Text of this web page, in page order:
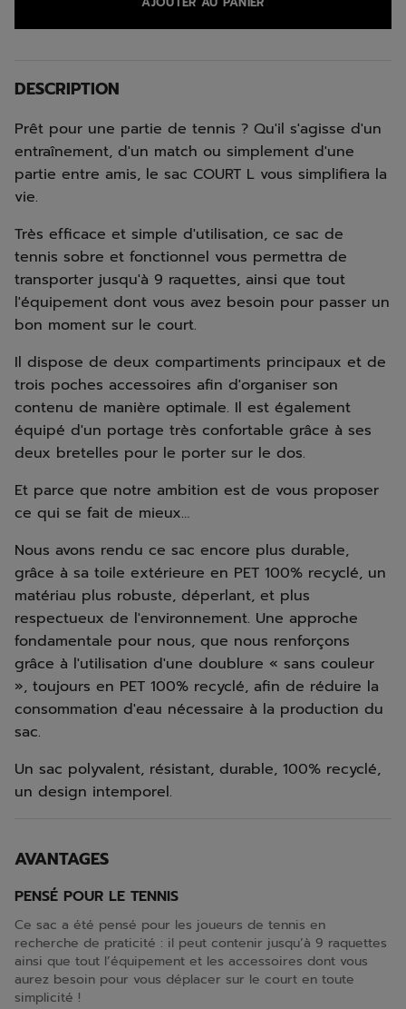
DESCRIPTION
Prêt pour une partie de tennis ? Qu'il s'agisse d'un
entraînement, d'un match ou simplement d'une
partie entre amis, le sac COURT L vous simplifiera la
vie.
Très efficace et simple d'utilisation, ce sac de
tennis sobre et fonctionnel vous permettra de
transporter jusqu'à 9 raquettes, ainsi que tout
l'équipement dont vous avez besoin pour passer un
bon moment sur le court.
Il dispose de deux compartiments principaux et de
trois poches accessoires afin d'organiser son
contenu de manière optimale. Il est également
équipé d'un portage très confortable grâce à ses
deux bretelles pour le porter sur le dos.
Et parce que notre ambition est de vous proposer
ce qui se fait de mieux…
Nous avons rendu ce sac encore plus durable,
grâce à sa toile extérieure en PET 100% recyclé, un
matériau plus robuste, déperlant, et plus
respectueux de l'environnement. Une approche
fondamentale pour nous, que nous renforçons
grâce à l'utilisation d'une doublure « sans couleur
», toujours en PET 100% recyclé, afin de réduire la
consommation d'eau nécessaire à la production du
sac.
Un sac polyvalent, résistant, durable, 100% recyclé,
un design intemporel.
AVANTAGES
PENSÉ POUR LE TENNIS
Ce sac a été pensé pour les joueurs de tennis en
recherche de praticité : il peut contenir jusqu’à 9 raquettes
ainsi que tout l’équipement et les accessoires dont vous
aurez besoin pour vous déplacer sur le court en toute
simplicité !